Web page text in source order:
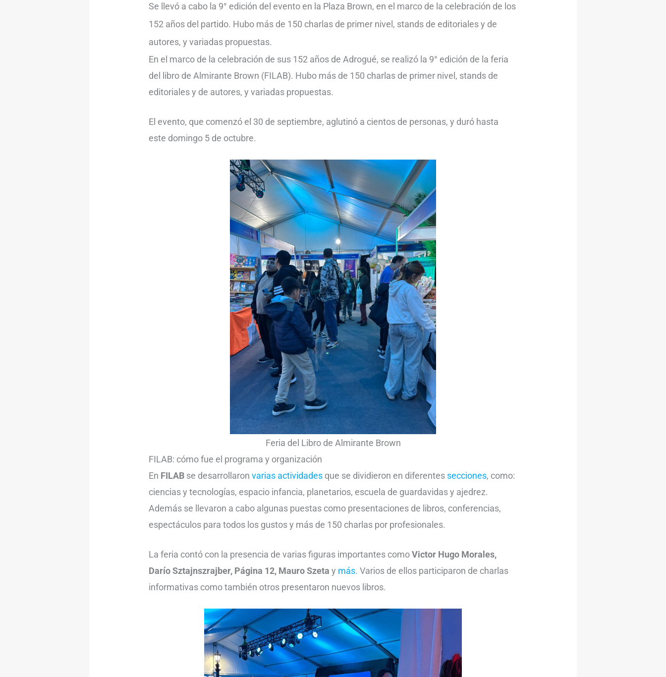
Se llevó a cabo la 9° edición del evento en la Plaza Brown, en el marco de la celebración de los
152 años del partido. Hubo más de 150 charlas de primer nivel, stands de editoriales y de
autores, y variadas propuestas.
En el marco de la celebración de sus 152 años de Adrogué, se realizó la 9° edición de la feria
del libro de Almirante Brown (FILAB). Hubo más de 150 charlas de primer nivel, stands de
editoriales y de autores, y variadas propuestas.
El evento, que comenzó el 30 de septiembre, aglutinó a cientos de personas, y duró hasta
este domingo 5 de octubre.
Feria del Libro de Almirante Brown
FILAB: cómo fue el programa y organización
En FILAB se desarrollaron varias actividades que se dividieron en diferentes secciones, como:
ciencias y tecnologías, espacio infancia, planetarios, escuela de guardavidas y ajedrez.
Además se llevaron a cabo algunas puestas como presentaciones de libros, conferencias,
espectáculos para todos los gustos y más de 150 charlas por profesionales.
La feria contó con la presencia de varias figuras importantes comoVictor Hugo Morales,
Darío Sztajnszrajber, Página 12, Mauro Szeta y más.Varios de ellos participaron de charlas
informativas como también otros presentaron nuevos libros.